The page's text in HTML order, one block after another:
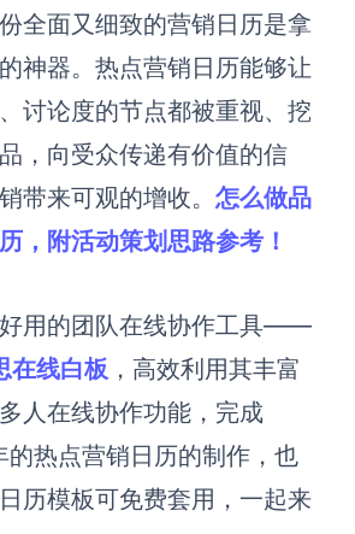
全面又细致的营销日历是拿
神器。热点营销日历能够让
讨论度的节点都被重视、挖
，向受众传递有价值的信
带来可观的增收。 怎么做品
，附活动策划思路参考！
好用的团队在线协作工具——
在线白板 ，高效利用其丰富
多人在线协作功能 ， 完成
的热点营销日历的制作， 也
历模板可免费套用，一起来